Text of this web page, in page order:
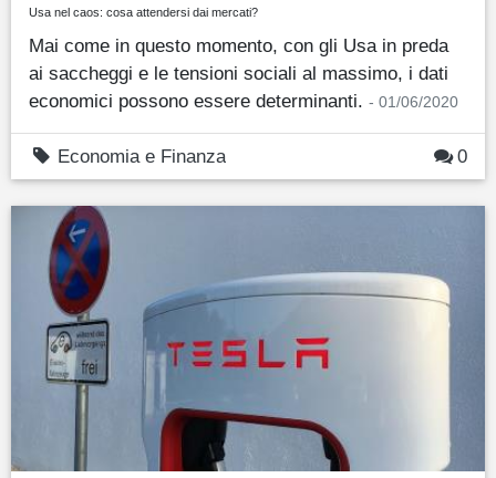
Usa nel caos: cosa attendersi dai mercati?
Mai come in questo momento, con gli Usa in preda
ai saccheggi e le tensioni sociali al massimo, i dati
economici possono essere determinanti. - 01/06/2020
Economia e Finanza 0